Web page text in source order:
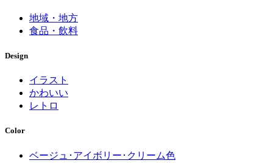
地域・地方
食品・飲料
Design
イラスト
かわいい
レトロ
Color
ベージュ･アイボリー･クリーム色